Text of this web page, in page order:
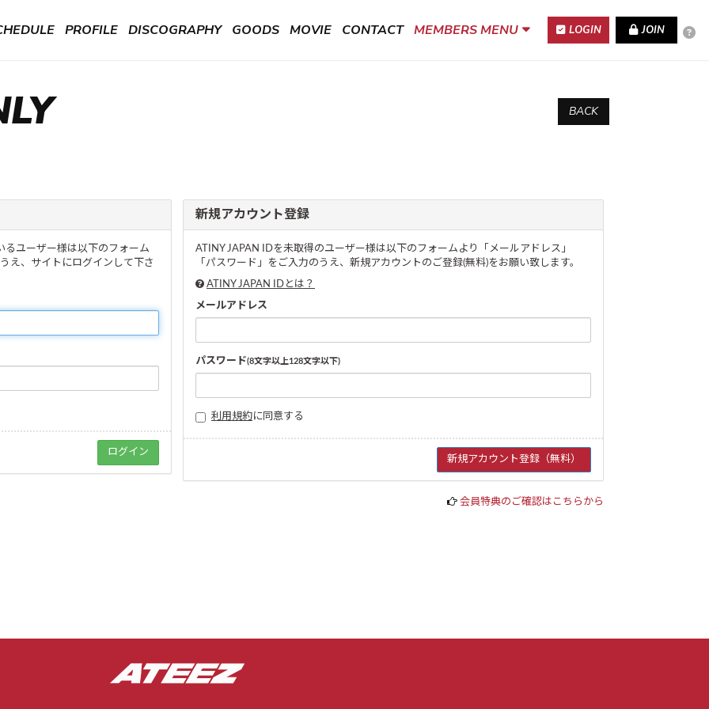
PROFILE DISCOGRAPHY GOODS MOVIE CONTACT MEMBERS MENU LOGIN JOIN
BACK
るユーザー様は以下のフォーム
え、サイトにログインして下さ
新規アカウント登録
ATINY JAPAN IDを未取得のユーザー様は以下のフォームより「メールアドレス」
「パスワード」をご入力のうえ、新規アカウントのご登録(無料)をお願い致します。
ATINY JAPAN IDとは？
メールアドレス
パスワード(8文字以上128文字以下)
利用規約に同意する
会員特典のご確認はこちらから